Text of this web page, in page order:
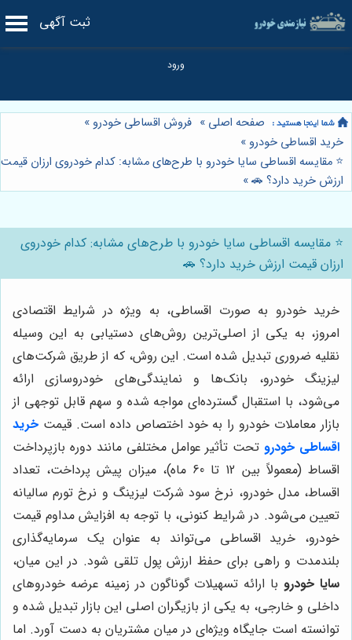
ثبت آگهی
صفحه اصلی » فروش اقساطی خودرو »
خرید اقساطی خودرو »
⭐️ مقایسه اقساطی سایا خودرو با طرح‌های مشابه: کدام خودروی ارزان قیمت
ارزش خرید دارد؟ 🚗»
⭐️ مقایسه اقساطی سایا خودرو با طرح‌های مشابه: کدام خودروی
ارزان قیمت ارزش خرید دارد؟ 🚗
خرید خودرو به صورت اقساطی، به ویژه در شرایط اقتصادی
امروز، به یکی از اصلی‌ترین روش‌های دستیابی به این وسیله
نقلیه ضروری تبدیل شده است. این روش، که از طریق شرکت‌های
لیزینگ خودرو، بانک‌ها و نمایندگی‌های خودروسازی ارائه
می‌شود، با استقبال گسترده‌ای مواجه شده و سهم قابل توجهی از
بازار معاملات خودرو را به خود اختصاص داده است. قیمت خرید
اقساطی خودروتحت تأثیر عوامل مختلفی مانند دوره بازپرداخت
اقساط (معمولاً بین 12 تا 60 ماه)، میزان پیش پرداخت، تعداد
اقساط، مدل خودرو، نرخ سود شرکت لیزینگ و نرخ تورم سالیانه
تعیین می‌شود. در شرایط کنونی، با توجه به افزایش مداوم قیمت
خودرو، خرید اقساطی می‌تواند به عنوان یک سرمایه‌گذاری
بلندمدت و راهی برای حفظ ارزش پول تلقی شود. در این میان،
سایا خودروبا ارائه تسهیلات گوناگون در زمینه عرضه خودروهای
داخلی و خارجی، به یکی از بازیگران اصلی این بازار تبدیل شده و
توانسته است جایگاه ویژه‌ای در میان مشتریان به دست آورد. اما